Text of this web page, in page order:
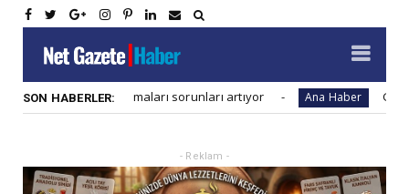
SON HABERLER:
inşaat firmaları sorunları artıyor Ana Haber Global
- Reklam -